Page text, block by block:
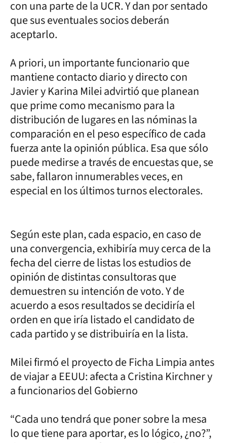
con una parte de la UCR. Y dan por sentado
que sus eventuales socios deberán
aceptarlo.
A priori, un importante funcionario que
mantiene contacto diario y directo con
Javier y Karina Milei advirtió que planean
que prime como mecanismo para la
distribución de lugares en las nóminas la
comparación en el peso específico de cada
fuerza ante la opinión pública. Esa que sólo
puede medirse a través de encuestas que, se
sabe, fallaron innumerables veces, en
especial en los últimos turnos electorales.
Según este plan, cada espacio, en caso de
una convergencia, exhibiría muy cerca de la
fecha del cierre de listas los estudios de
opinión de distintas consultoras que
demuestren su intención de voto. Y de
acuerdo a esos resultados se decidiría el
orden en que iría listado el candidato de
cada partido y se distribuiría en la lista.
Milei firmó el proyecto de Ficha Limpia antes
de viajar a EEUU: afecta a Cristina Kirchner y
a funcionarios del Gobierno
“Cada uno tendrá que poner sobre la mesa
lo que tiene para aportar, es lo lógico, ¿no?”,